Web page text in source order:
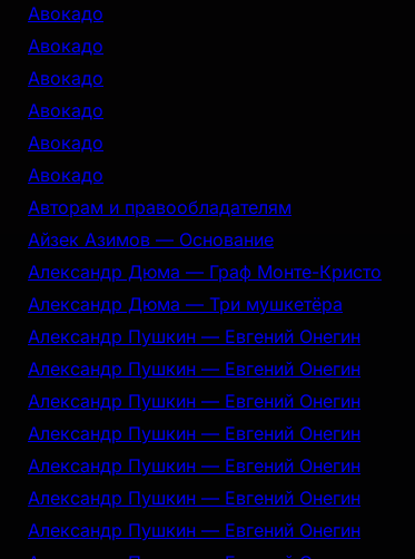
Авокадо
Авокадо
Авокадо
Авокадо
Авокадо
Авокадо
Авторам и правообладателям
Айзек Азимов — Основание
Александр Дюма — Граф Монте-Кристо
Александр Дюма — Три мушкетёра
Александр Пушкин — Евгений Онегин
Александр Пушкин — Евгений Онегин
Александр Пушкин — Евгений Онегин
Александр Пушкин — Евгений Онегин
Александр Пушкин — Евгений Онегин
Александр Пушкин — Евгений Онегин
Александр Пушкин — Евгений Онегин